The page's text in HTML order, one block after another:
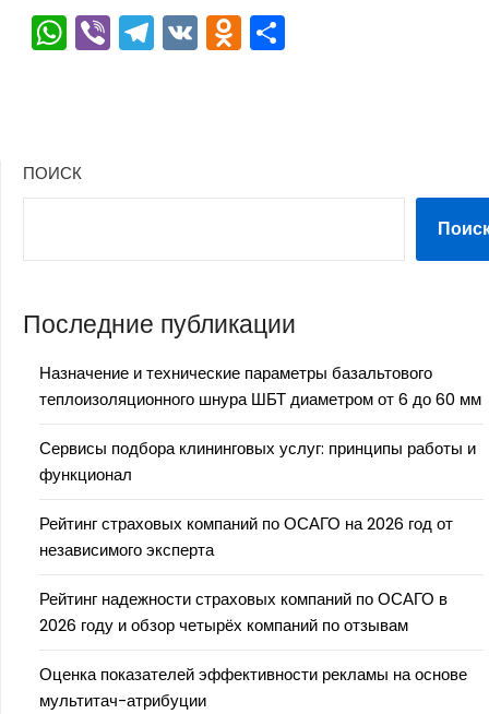
WhatsApp
ViberTelegram
VKOdnoklassniki
ПОИСК
Последние публикации
Назначение и технические параметры базальтового
теплоизоляционного шнура ШБТ диаметром от 6 до 60 мм
Сервисы подбора клининговых услуг: принципы работы и
функционал
Рейтинг страховых компаний по ОСАГО на 2026 год от
независимого эксперта
Рейтинг надежности страховых компаний по ОСАГО в
2026 году и обзор четырёх компаний по отзывам
Оценка показателей эффективности рекламы на основе
мультитач-атрибуции